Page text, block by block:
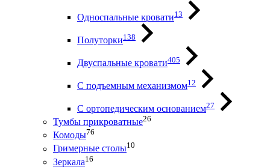
Односпальные кровати13
Полуторки138
Двуспальные кровати405
С подъемным механизмом12
С ортопедическим основанием27
Тумбы прикроватные26
Комоды76
Гримерные столы10
Зеркала16